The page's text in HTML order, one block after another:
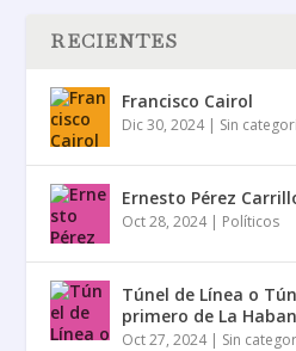
RECIENTES
Francisco Cairol
Dic 30, 2024| Sin
Ernesto Pérez
Oct 28, 2024| Políticos
Túnel de Línea o
primero de La
Oct 27, 2024| Sin